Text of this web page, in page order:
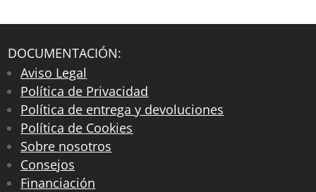
DOCUMENTACIÓN:
Aviso Legal
Política de Privacidad
Política de entrega y devoluciones
Política de Cookies
Sobre nosotros
Consejos
Financiación